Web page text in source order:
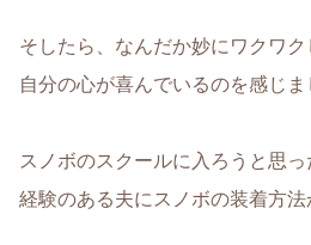
そしたら、なんだか妙にワクワク
自分の心が喜んでいるのを感じま
スノボのスクールに入ろうと思っ
経験のある夫にスノボの装着方法